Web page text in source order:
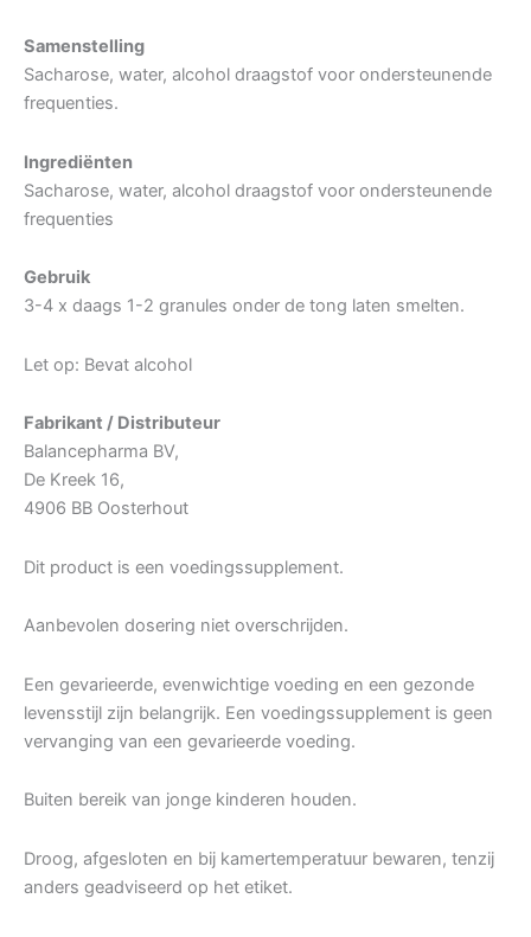
Samenstelling
Sacharose, water, alcohol draagstof voor ondersteunende
frequenties.
Ingrediënten
Sacharose, water, alcohol draagstof voor ondersteunende
frequenties
Gebruik
3-4 x daags 1-2 granules onder de tong laten smelten.
Let op: Bevat alcohol
Fabrikant / Distributeur
Balancepharma BV,
De Kreek 16,
4906 BB Oosterhout
Dit product is een voedingssupplement.
Aanbevolen dosering niet overschrijden.
Een gevarieerde, evenwichtige voeding en een gezonde
levensstijl zijn belangrijk. Een voedingssupplement is geen
vervanging van een gevarieerde voeding.
Buiten bereik van jonge kinderen houden.
Droog, afgesloten en bij kamertemperatuur bewaren, tenzij
anders geadviseerd op het etiket.